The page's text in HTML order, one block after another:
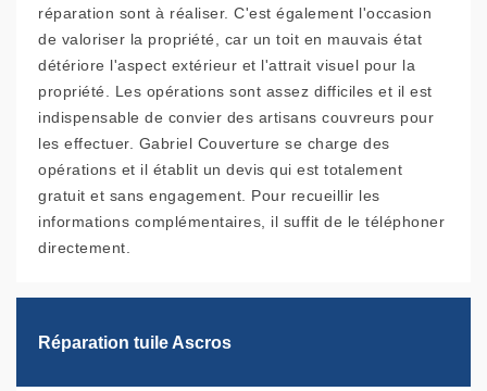
réparation sont à réaliser. C'est également l'occasion
de valoriser la propriété, car un toit en mauvais état
détériore l'aspect extérieur et l'attrait visuel pour la
propriété. Les opérations sont assez difficiles et il est
indispensable de convier des artisans couvreurs pour
les effectuer. Gabriel Couverture se charge des
opérations et il établit un devis qui est totalement
gratuit et sans engagement. Pour recueillir les
informations complémentaires, il suffit de le téléphoner
directement.
Réparation tuile Ascros